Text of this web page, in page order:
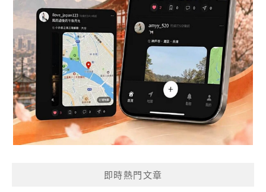
即時熱門文章